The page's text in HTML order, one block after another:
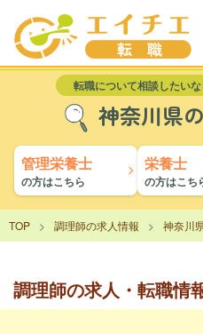
転職について相談したいな
神奈川県
管理栄養士
の方はこちら
栄養士
の方はこち
TOP 調理師の求人情報 神奈川
調理師の求人・転職情